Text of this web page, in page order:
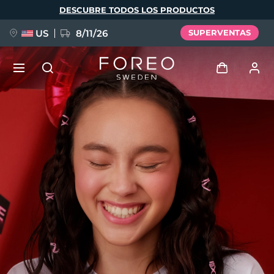
DESCUBRE TODOS LOS PRODUCTOS
US 8/11/26 SUPERVENTAS
Iniciar sesión
Perfil de usuario
Mis dispositivos
Mis pedidos
Mis direcciones
Mis suscripciones
NUEVO
FAQ™ Pure Beauty-Tech Elixir
BREAKING NEWS
issa™ Teeth Whitening Set
Idioma
English Deutsch
Español
Français
Italiano
Português
Polski
Svenska
Русский
Türkçe
简体中文 繁體中文